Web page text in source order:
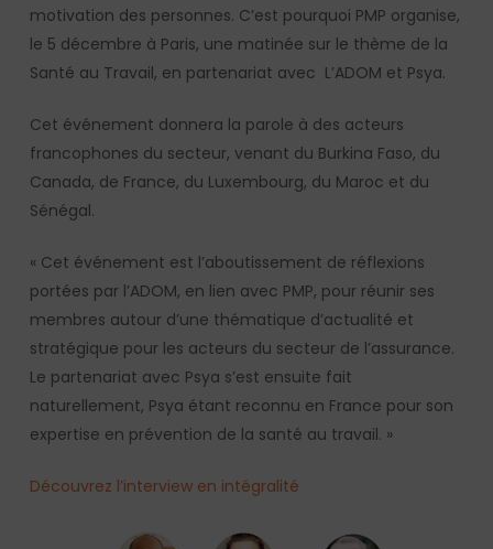
motivation des personnes. C’est pourquoi PMP organise,
le 5 décembre à Paris, une matinée sur le thème de la
Santé au Travail, en partenariat avec L’ADOM et Psya.
Cet événement donnera la parole à des acteurs
francophones du secteur, venant du Burkina Faso, du
Canada, de France, du Luxembourg, du Maroc et du
Sénégal.
« Cet événement est l’aboutissement de réflexions
portées par l’ADOM, en lien avec PMP, pour réunir ses
membres autour d’une thématique d’actualité et
stratégique pour les acteurs du secteur de l’assurance.
Le partenariat avec Psya s’est ensuite fait
naturellement, Psya étant reconnu en France pour son
expertise en prévention de la santé au travail. »
Découvrez l’interview en intégralité